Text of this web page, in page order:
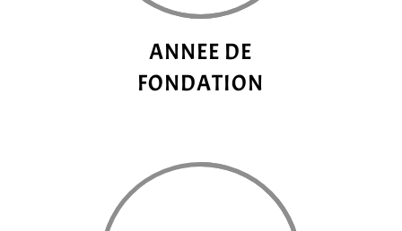
ANNEE DE
FONDATION